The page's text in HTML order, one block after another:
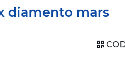
diamento mars